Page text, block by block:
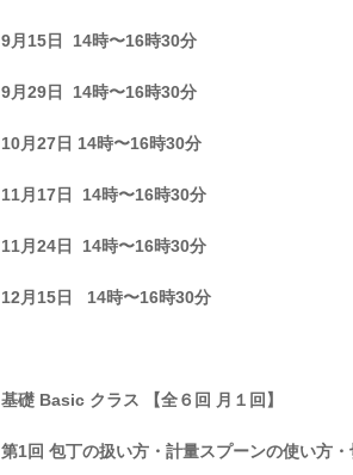
9月15日 14時〜16時30分
9月29日 14時〜16時30分
10月27日 14時〜16時30分
11月17日 14時〜16時30分
11月24日 14時〜16時30分
12月15日 14時〜16時30分
基礎 Basic クラス 【全６回 月１回】
第1回 包丁の扱い方・計量スプーンの使い方・